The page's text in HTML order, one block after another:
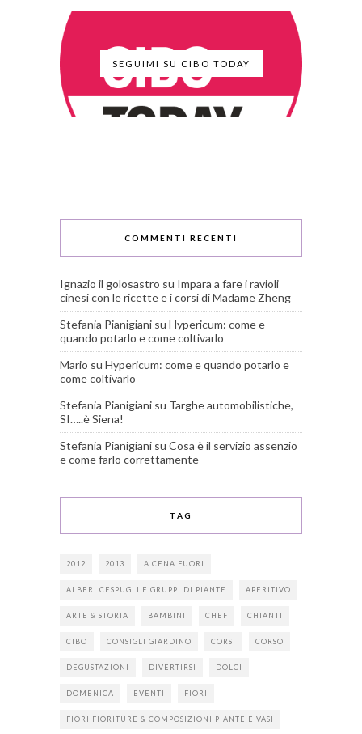
SEGUIMI SU CIBO TODAY
COMMENTI RECENTI
Ignazio il golosastro su Impara a fare i ravioli
cinesi con le ricette e i corsi di Madame Zheng
Stefania Pianigiani su Hypericum: come e
quando potarlo e come coltivarlo
Mario su Hypericum: come e quando potarlo e
come coltivarlo
Stefania Pianigiani su Targhe automobilistiche,
SI…..è Siena!
Stefania Pianigiani su Cosa è il servizio assenzio
e come farlo correttamente
TAG
2012 2013 A CENA FUORI
ALBERI CESPUGLI E GRUPPI DI PIANTE APERITIVO
ARTE & STORIA BAMBINI CHEF CHIANTI
CIBO CONSIGLI GIARDINO CORSI CORSO
DEGUSTAZIONI DIVERTIRSI DOLCI
DOMENICA EVENTI FIORI
FIORI FIORITURE & COMPOSIZIONI PIANTE E VASI